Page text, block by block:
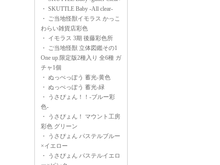
・ SKUTTLE Baby -All clear-
・ ご当地怪獣イモラス かっこ
わらい雑貨店彩色
・ イモラス 3期 後藤彩色所
・ ご当地怪獣 立体図鑑その1
One up.限定版2種入り 全6種 ガ
チャ1個
・ ぬっぺっぽう 蓄光-黄色
・ ぬっぺっぽう 蓄光-緑
・
うさぴょん！！-ブルー彩
色-
・
うさぴょん！ マウント工房
彩色 グリーン
・
うさぴょん パステルブルー
×イエロー
・
うさぴょん パステルイエロ